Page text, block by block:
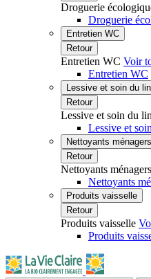
Droguerie
Droguerie
Entretien WC
Retour
Entretien WC Voir
Entretien WC
Lessive et soin du
Retour
Lessive et soin du
Lessive et
Nettoyants ménagers
Retour
Nettoyants ménagers
Nettoyants
Produits vaisselle
Retour
Produits vaisselle
Produits